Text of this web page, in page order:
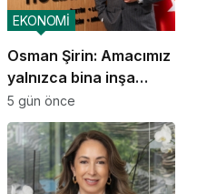
Osman Şirin: Amacımız
yalnızca bina inşa
etmek değil,
yatırımcısına
kazandıracak yaşam
alanları üretmek
EKONOMİ
5 gün önce